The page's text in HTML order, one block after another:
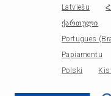
Latviešu
ქართული
Portugues
Papiamentu
Polski